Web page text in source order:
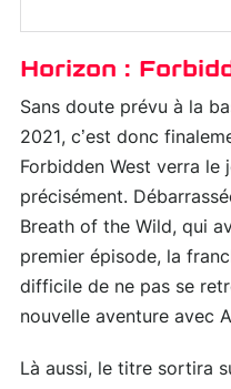
Horizon :
Sans doute prévu à la
2021, c’est donc
Forbidden West verra le
précisément.
Breath of the Wild, qui
premier épisode, la
difficile de ne pas se
nouvelle aventure avec
Là aussi, le titre sortira